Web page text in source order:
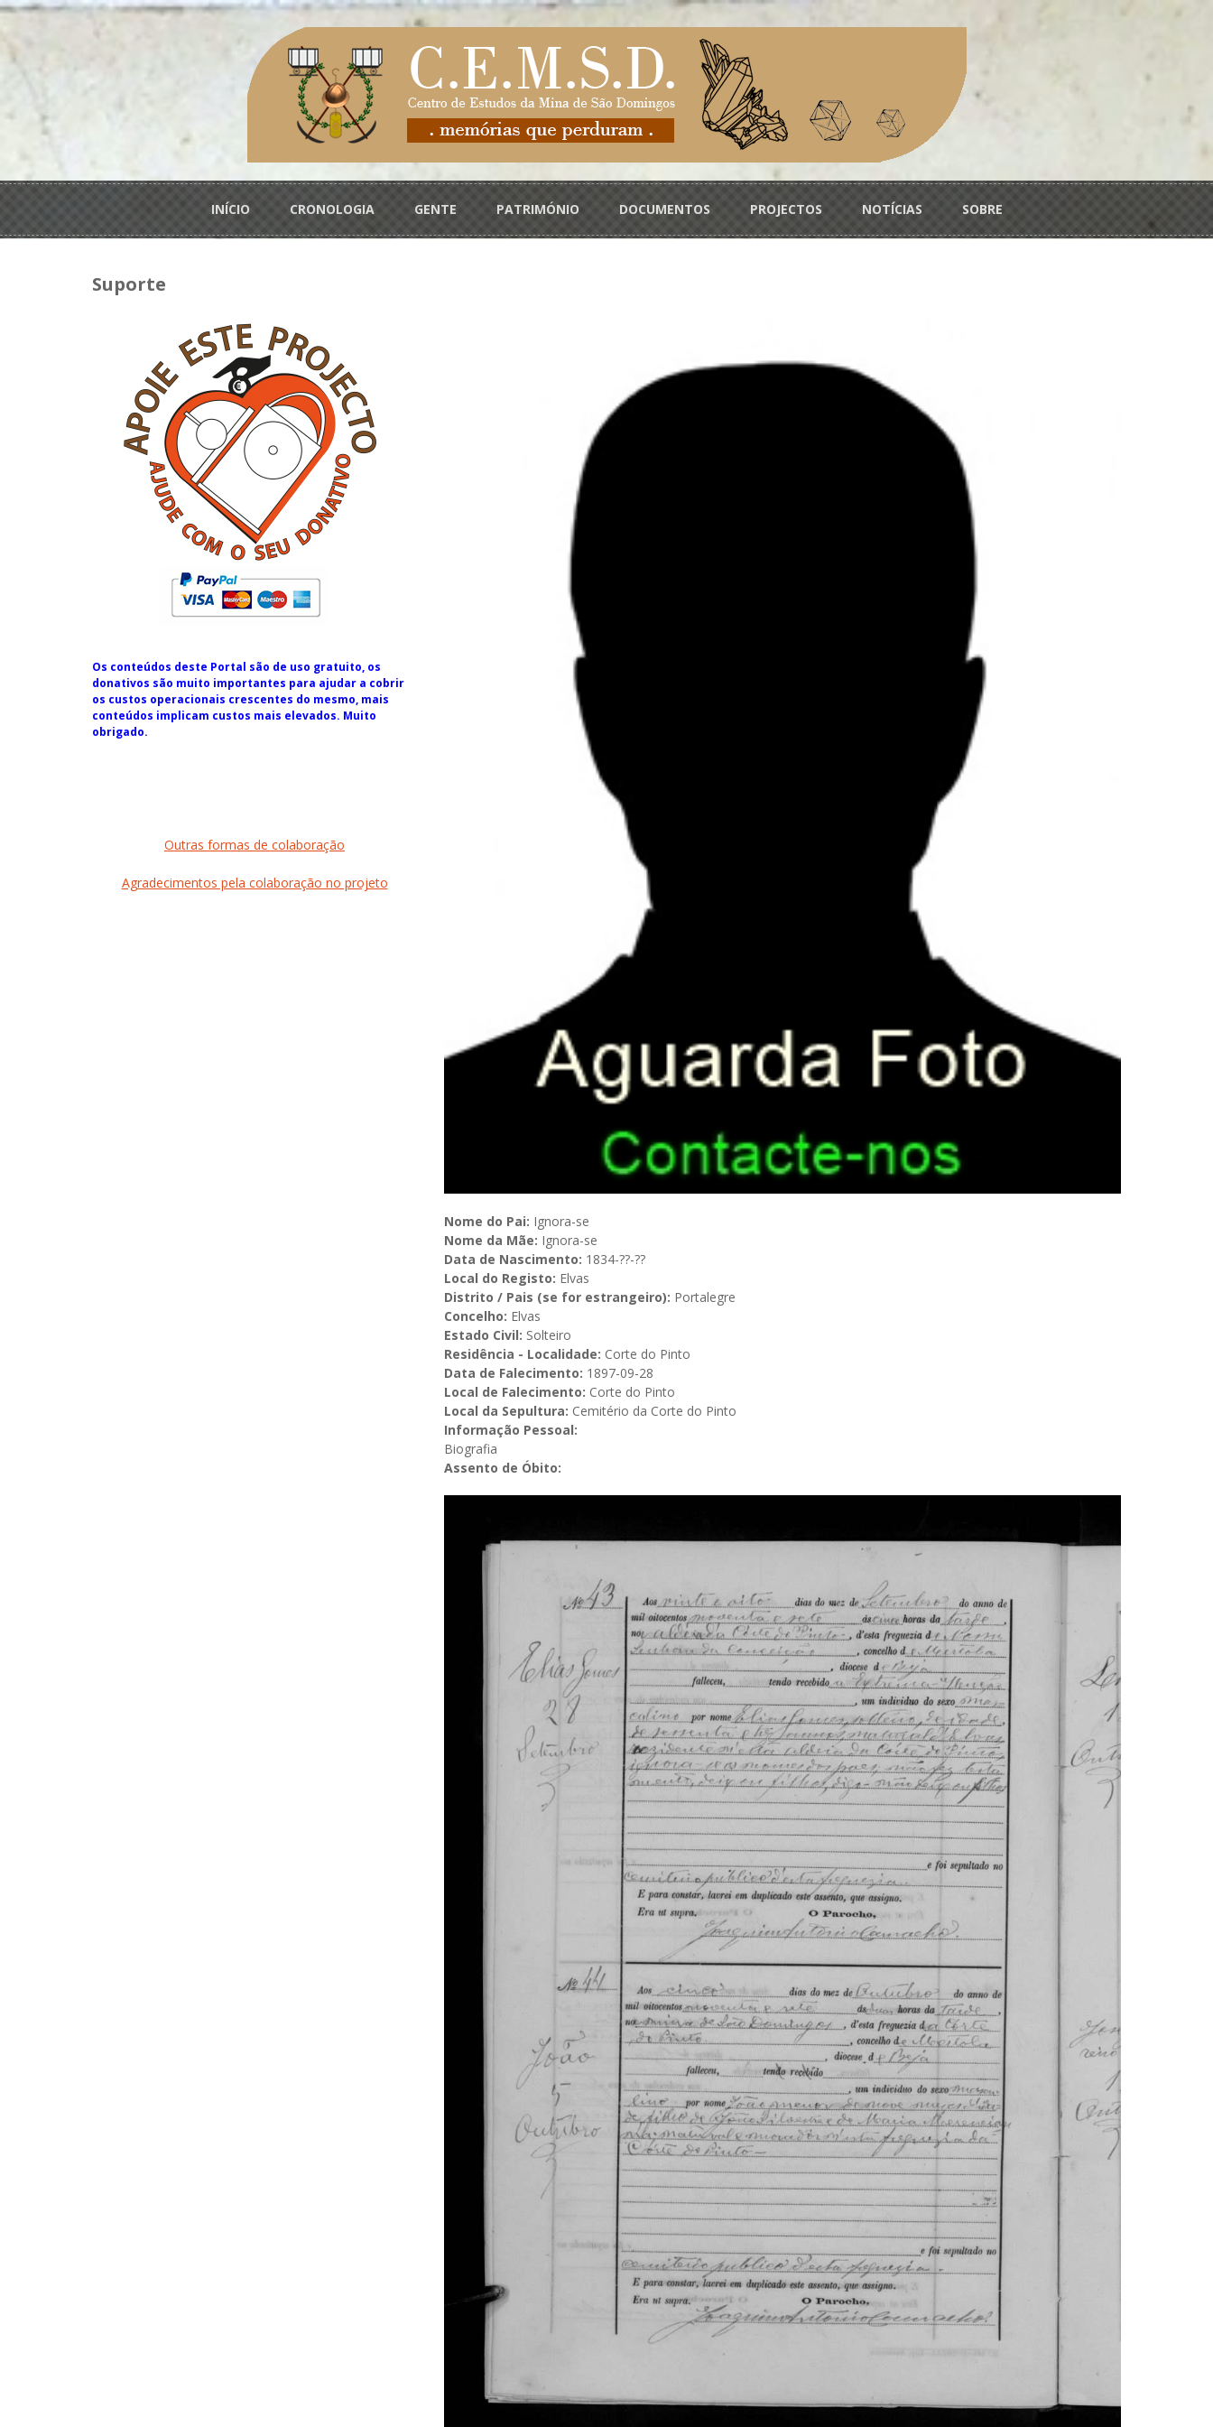
Passar para o conteúdo principal
INÍCIO CRONOLOGIA GENTE PATRIMÓNIO DOCUMENTOS PROJECTOS NOTÍCIAS SOBRE
Suporte
Os conteúdos deste Portal são de uso gratuito, os
donativos são muito importantes para ajudar a cobrir
os custos operacionais crescentes do mesmo, mais
conteúdos implicam custos mais elevados. Muito
obrigado.
Outras formas de colaboração
Agradecimentos pela colaboração no projeto
Nome do Pai: Ignora-se
Nome da Mãe: Ignora-se
Data de Nascimento: 1834-??-??
Local do Registo: Elvas
Distrito / Pais (se for estrangeiro): Portalegre
Concelho: Elvas
Estado Civil: Solteiro
Residência - Localidade: Corte do Pinto
Data de Falecimento: 1897-09-28
Local de Falecimento: Corte do Pinto
Local da Sepultura: Cemitério da Corte do Pinto
Informação Pessoal:
Biografia
Assento de Óbito: